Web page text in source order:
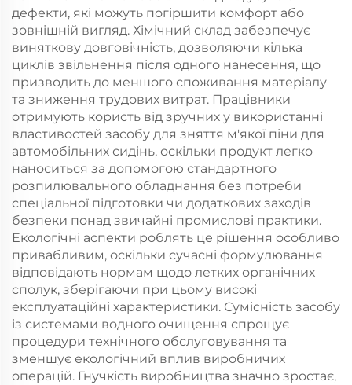
дефекти, які можуть погіршити комфорт або
зовнішній вигляд. Хімічний склад забезпечує
виняткову довговічність, дозволяючи кілька
циклів звільнення після одного нанесення, що
призводить до меншого споживання матеріалу
та зниження трудових витрат. Працівники
отримують користь від зручних у використанні
властивостей засобу для зняття м'якої піни для
автомобільних сидінь, оскільки продукт легко
наноситься за допомогою стандартного
розпилювального обладнання без потреби
спеціальної підготовки чи додаткових заходів
безпеки понад звичайні промислові практики.
Екологічні аспекти роблять це рішення особливо
привабливим, оскільки сучасні формулювання
відповідають нормам щодо летких органічних
сполук, зберігаючи при цьому високі
експлуатаційні характеристики. Сумісність засобу
із системами водного очищення спрощує
процедури технічного обслуговування та
зменшує екологічний вплив виробничих
операцій. Гнучкість виробництва значно зростає,